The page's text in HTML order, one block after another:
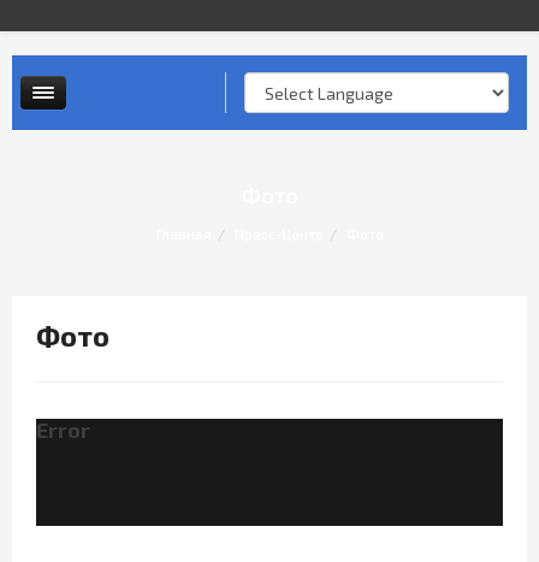
Опросы и анкеты
Фото
Error